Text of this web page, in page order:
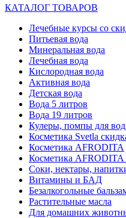
КАТАЛОГ ТОВАРОВ
Лечебные курсы со
Питьевая вода
Минеральная вода
Лечебная вода
Кислородная вода
Активная вода
Детская вода
Вода 5 литров
Вода 19 литров
Кулеры, помпы для
Косметика Svetla
Косметика AFRODITA
Косметика AFRODITA
Соки, нектары,
Витамины и БАД
Безалкогольные
Растительные масла
Для домашних